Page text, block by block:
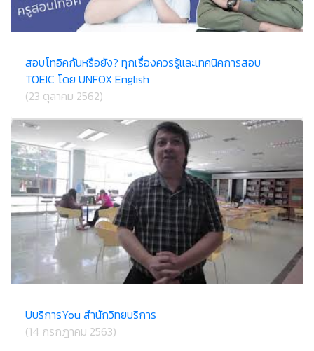
สอบโทอิคกันหรือยัง? ทุกเรื่องควรรู้และเทคนิคการสอบ
TOEIC โดย UNFOX English
(23 ตุลาคม 2562)
U​บริการ​You สำนักวิทยบริการ
(14 กรกฎาคม 2563)